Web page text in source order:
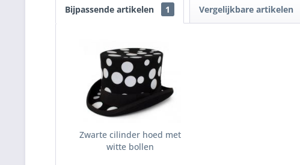
Bijpassende artikelen 1 Vergelijkbare artikelen
Zwarte cilinder hoed met
witte bollen